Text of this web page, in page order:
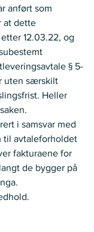
anført som
at dette
12.03.22, og
§ 5-
uten særskilt
Heller
i samsvar med
til avtaleforholdet
fakturaene for
de bygger på